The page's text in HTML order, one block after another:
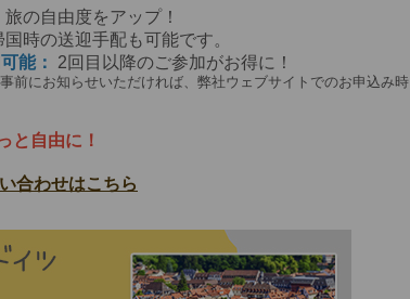
の自由度をアップ！
時の送迎手配も可能です。
能：
2回目以降のご参加がお得に！
前にお知らせいただければ、弊社ウェブサイトでのお申込み時
と自由に！
合わせはこちら